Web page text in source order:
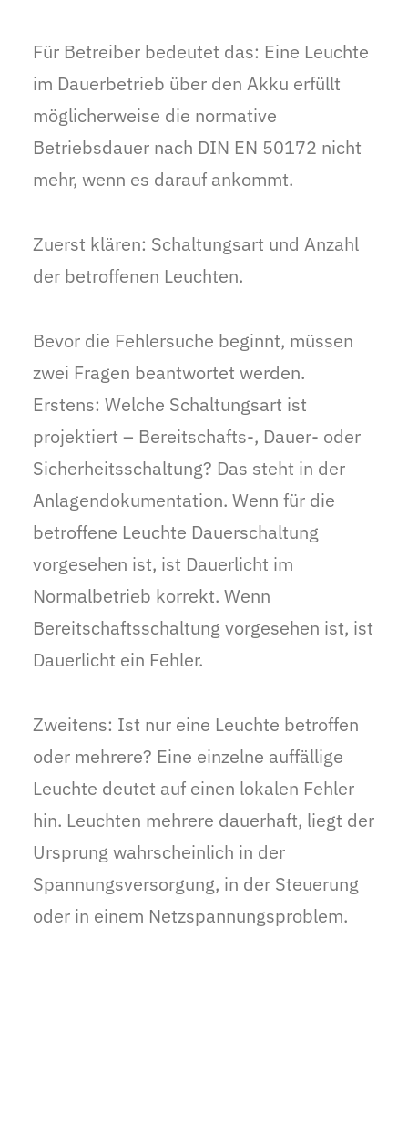
Für Betreiber bedeutet das: Eine Leuchte
im Dauerbetrieb über den Akku erfüllt
möglicherweise die normative
Betriebsdauer nach DIN EN 50172 nicht
mehr, wenn es darauf ankommt.
Zuerst klären: Schaltungsart und Anzahl
der betroffenen Leuchten.
Bevor die Fehlersuche beginnt, müssen
zwei Fragen beantwortet werden.
Erstens: Welche Schaltungsart ist
projektiert – Bereitschafts-, Dauer- oder
Sicherheitsschaltung? Das steht in der
Anlagendokumentation. Wenn für die
betroffene Leuchte Dauerschaltung
vorgesehen ist, ist Dauerlicht im
Normalbetrieb korrekt. Wenn
Bereitschaftsschaltung vorgesehen ist, ist
Dauerlicht ein Fehler.
Zweitens: Ist nur eine Leuchte betroffen
oder mehrere? Eine einzelne auffällige
Leuchte deutet auf einen lokalen Fehler
hin. Leuchten mehrere dauerhaft, liegt der
Ursprung wahrscheinlich in der
Spannungsversorgung, in der Steuerung
oder in einem Netzspannungsproblem.